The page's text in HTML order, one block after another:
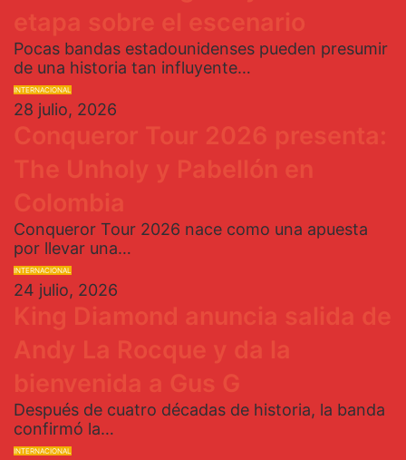
etapa sobre el escenario
Pocas bandas estadounidenses pueden presumir
de una historia tan influyente…
INTERNACIONAL
28 julio, 2026
Conqueror Tour 2026 presenta:
The Unholy y Pabellón en
Colombia
Conqueror Tour 2026 nace como una apuesta
por llevar una…
INTERNACIONAL
24 julio, 2026
King Diamond anuncia salida de
Andy La Rocque y da la
bienvenida a Gus G
Después de cuatro décadas de historia, la banda
confirmó la…
INTERNACIONAL